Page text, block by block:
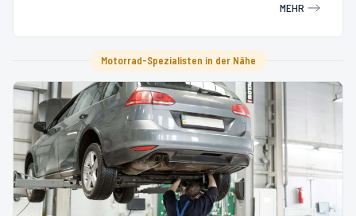
MEHR
Motorrad-Spezialisten in der Nähe